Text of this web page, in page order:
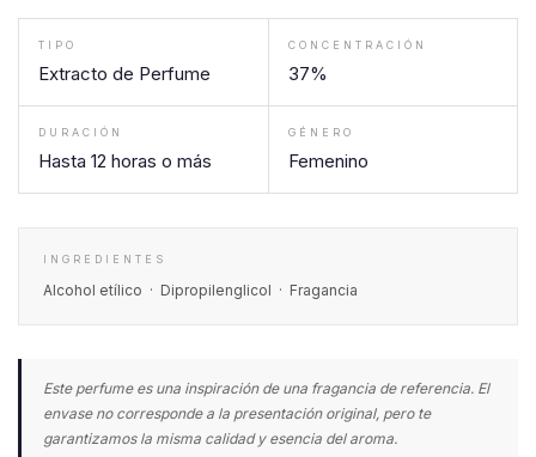
TIPO
Extracto de Perfume
CONCENTRACIÓN
37%
DURACIÓN
Hasta 12 horas o más
GÉNERO
Femenino
INGREDIENTES
Alcohol etílico · Dipropilenglicol · Fragancia
Este perfume es una inspiración de una fragancia de referencia. El
envase no corresponde a la presentación original, pero te
garantizamos la misma calidad y esencia del aroma.